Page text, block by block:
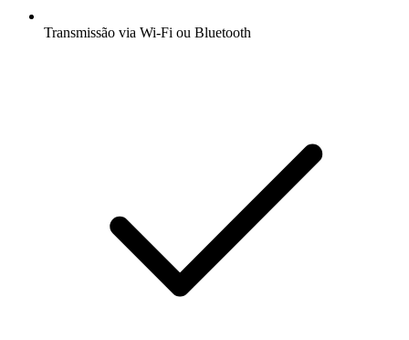
Transmissão via Wi-Fi ou Bluetooth